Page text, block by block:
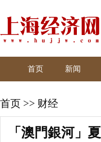
首页 新闻
首页 >> 财经
「澳門銀河」